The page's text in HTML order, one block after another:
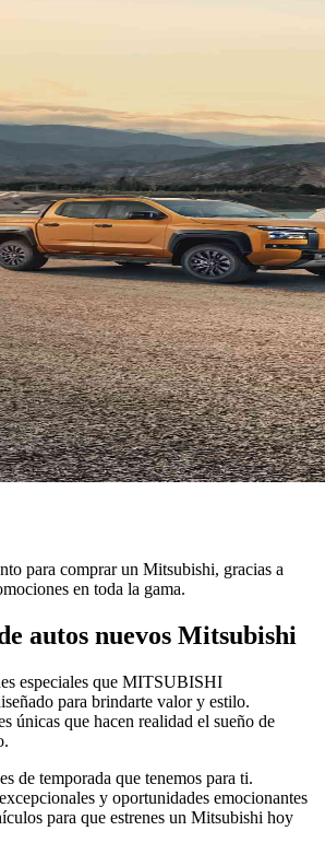
para comprar un Mitsubishi, gracias a
en toda la gama.
autos nuevos Mitsubishi
especiales que MITSUBISHI
para brindarte valor y estilo.
únicas que hacen realidad el sueño de
de temporada que tenemos para ti.
y oportunidades emocionantes
para que estrenes un Mitsubishi hoy